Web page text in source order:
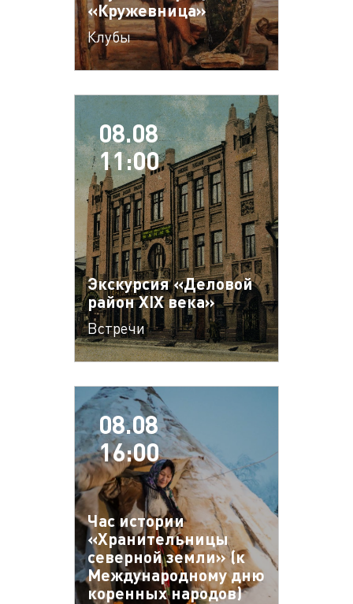
«Кружевница»
Клубы
08.08
11:00
Экскурсия «Деловой
район XIX века»
Встречи
08.08
16:00
Час истории
«Хранительницы
северной земли» (к
Международному дню
коренных народов)